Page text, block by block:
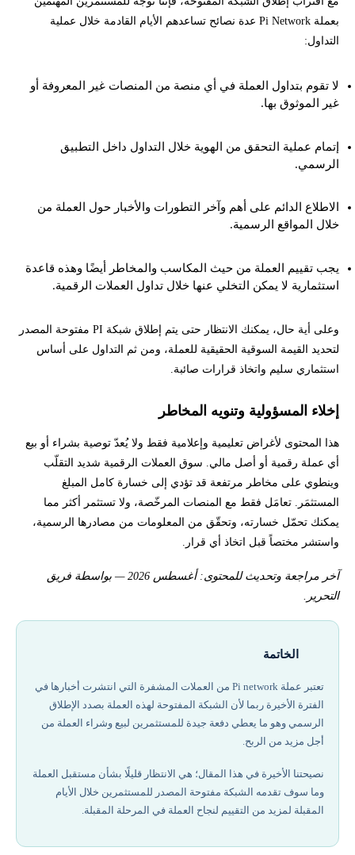
بعملة Pi Network عدة نصائح تساعدهم الأيام القادمة خلال عملية
التداول:
لا تقوم بتداول العملة في أي منصة من المنصات غير المعروفة أو
غير الموثوق بها.
إتمام عملية التحقق من الهوية خلال التداول داخل التطبيق
الرسمي.
الاطلاع الدائم على أهم وآخر التطورات والأخبار حول العملة من
خلال المواقع الرسمية.
يجب تقييم العملة من حيث المكاسب والمخاطر أيضًا وهذه قاعدة
استثمارية لا يمكن التخلي عنها خلال تداول العملات الرقمية.
وعلى أية حال، يمكنك الانتظار حتى يتم إطلاق شبكة PI مفتوحة المصدر
لتحديد القيمة السوقية الحقيقية للعملة، ومن ثم التداول على أساس
استثماري سليم واتخاذ قرارات صائبة.
إخلاء المسؤولية وتنويه المخاطر
هذا المحتوى لأغراض تعليمية وإعلامية فقط ولا يُعدّ توصية بشراء أو بيع
أي عملة رقمية أو أصل مالي. سوق العملات الرقمية شديد التقلّب
وينطوي على مخاطر مرتفعة قد تؤدي إلى خسارة كامل المبلغ
المستثمَر. تعامَل فقط مع المنصات المرخّصة، ولا تستثمر أكثر مما
يمكنك تحمّل خسارته، وتحقّق من المعلومات من مصادرها الرسمية،
واستشر مختصاً قبل اتخاذ أي قرار.
آخر مراجعة وتحديث للمحتوى: أغسطس 2026 — بواسطة فريق
التحرير.
الخاتمة
تعتبر عملة Pi network من العملات المشفرة التي انتشرت أخبارها في
الفترة الأخيرة ربما لأن الشبكة المفتوحة لهذه العملة بصدد الإطلاق
الرسمي وهو ما يعطي دفعة جيدة للمستثمرين لبيع وشراء العملة من
أجل مزيد من الربح.
نصيحتنا الأخيرة في هذا المقال؛ هي الانتظار قليلًا بشأن مستقبل العملة
وما سوف تقدمه الشبكة مفتوحة المصدر للمستثمرين خلال الأيام
المقبلة لمزيد من التقييم لنجاح العملة في المرحلة المقبلة.